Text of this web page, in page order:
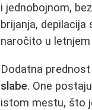
i jednobojnom,
brijanja,
naročito u letnjem
Dodatna
slabe. One
istom mestu, što